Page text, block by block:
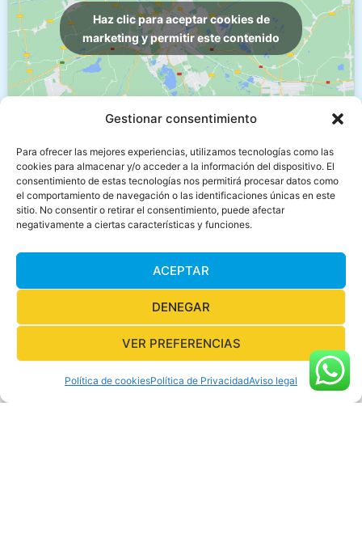
Gestionar consentimiento
Para ofrecer las mejores experiencias, utilizamos tecnologías como las
cookies para almacenar y/o acceder a la información del dispositivo. El
consentimiento de estas tecnologías nos permitirá procesar datos como
el comportamiento de navegación o las identificaciones únicas en este
sitio. No consentir o retirar el consentimiento, puede afectar
negativamente a ciertas características y funciones.
ACEPTAR
DENEGAR
VER PREFERENCIAS
Política de cookiesPolítica de PrivacidadAviso legal
Haz clic para aceptar cookies de
marketing y permitir este contenido
Menú
Aviso legal
Política de privacidad
Política de cookies
Copyright © 2026 Buceo Calahonda
Diseño:IdeoArtworkpara Buceo Calahonda